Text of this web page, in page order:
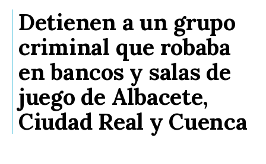
Detienen a un grupo
criminal que robaba
en bancos y salas de
juego de Albacete,
Ciudad Real y Cuenca